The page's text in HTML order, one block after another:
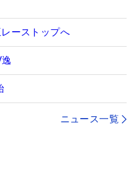
ーストップへ
ニュース一覧